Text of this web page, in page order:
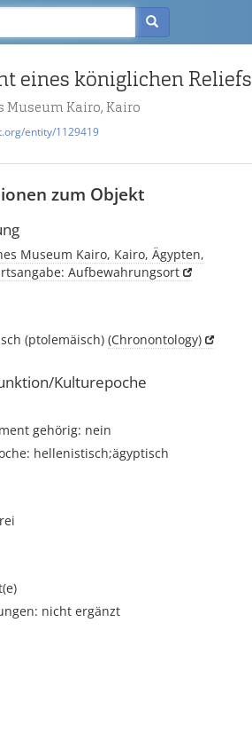
eines königlichen Reliefs
Museum Kairo, Kairo
entity/1129419
zum Objekt
Museum Kairo, Kairo, Ägypten,
Aufbewahrungsort
(ptolemäisch) (Chronontology)
Kulturepoche
gehörig: nein
hellenistisch;ägyptisch
nicht ergänzt